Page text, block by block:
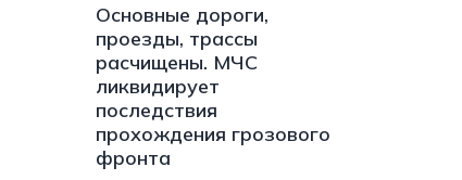
Основные дороги,
проезды, трассы
расчищены. МЧС
ликвидирует
последствия
прохождения грозового
фронта